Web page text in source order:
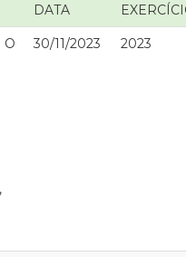
DATA
O
30/11/2023 2023